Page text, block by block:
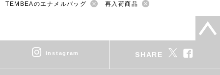
TEMBEAのエナメルバッグ
再入荷商品
instagram SHARE